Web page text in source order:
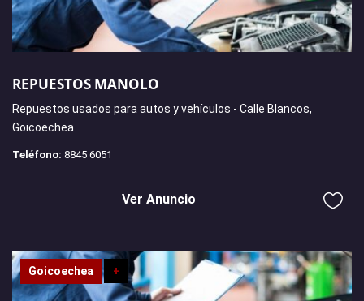
REPUESTOS MANOLO
Repuestos usados para autos y vehículos - Calle Blancos,
Goicoechea
Teléfono: 8845 6051
Ver Anuncio
Goicoechea +